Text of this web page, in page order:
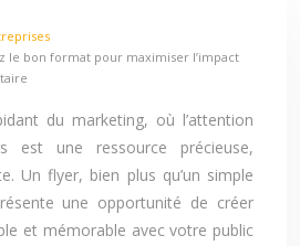
le bon format pour maximiser l’impact
du marketing, où l’attention
est une ressource précieuse,
Un flyer, bien plus qu’un simple
une opportunité de créer
et mémorable avec votre public